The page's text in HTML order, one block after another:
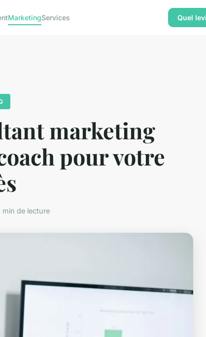
MarketingServices Quel
marketing
pour votre
min de lecture